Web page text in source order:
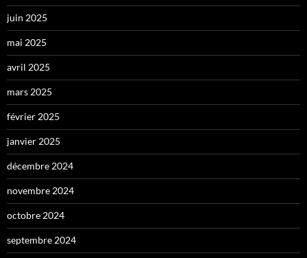
juin 2025
mai 2025
avril 2025
mars 2025
février 2025
janvier 2025
décembre 2024
novembre 2024
octobre 2024
septembre 2024